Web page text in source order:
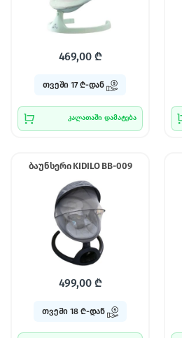
469,00 ₾
თვეში 17 ₾-დან
კალათაში დამატება
ბაუნსერი KIDILO BB-009
499,00 ₾
თვეში 18 ₾-დან